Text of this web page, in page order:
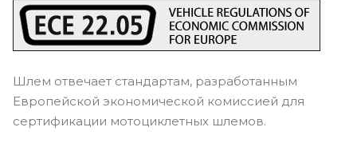
Шлем отвечает стандартам, разработанным
Европейской экономической комиссией для
сертификации мотоциклетных шлемов.